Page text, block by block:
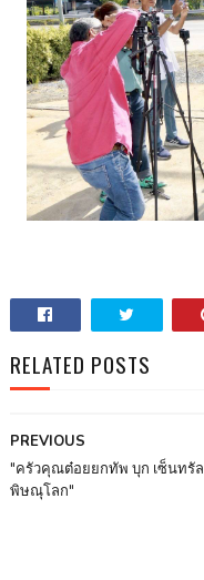
RELATED POSTS
PREVIOUS
"ครัวคุณต๋อยยกทัพ บุก เซ็นทรัล
พิษณุโลก"